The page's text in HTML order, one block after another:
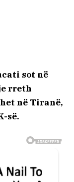
sot në
rreth
në Tiranë,
së.